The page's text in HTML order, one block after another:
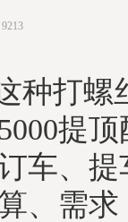
种打螺
提
车、
、需